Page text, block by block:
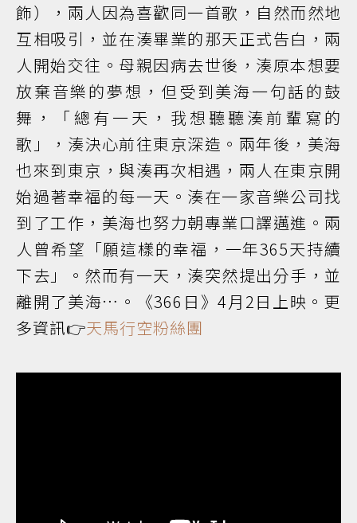
飾），兩人因為喜歡同一首歌，自然而然地
互相吸引，並在湊畢業的那天正式告白，兩
人開始交往。母親因病去世後，湊原本想要
放棄音樂的夢想，但受到美海一句話的鼓
舞，「總有一天，我想聽聽湊前輩寫的
歌」，湊決心前往東京深造。兩年後，美海
也來到東京，與湊再次相遇，兩人在東京開
始過著幸福的每一天。湊在一家音樂公司找
到了工作，美海也努力朝專業口譯邁進。兩
人曾希望「願這樣的幸福，一年365天持續
下去」。然而有一天，湊突然提出分手，並
離開了美海…。《366日》4月2日上映。更
多資訊👉天馬行空粉絲團